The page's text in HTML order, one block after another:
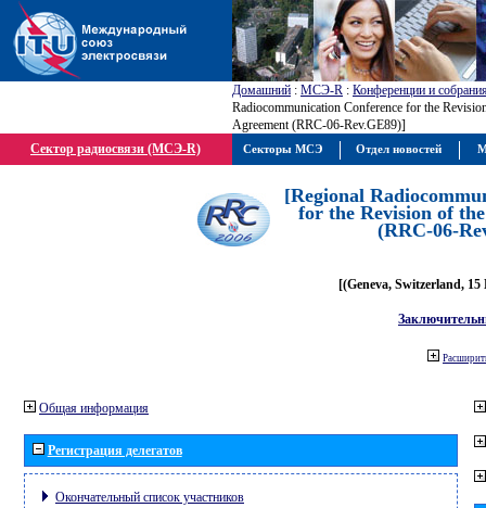
Домашний : МСЭ-R : Конференции и
Radiocommunication Conference for the
Agreement (RRC-06-Rev.GE89)]
Сектор радиосвязи (МСЭ-R)
[Regional
for the Revision of
(RRC-06-
[(Geneva, Switzerland, 15
Общая информация
Регистрация делегатов
Окончательный список участников
Секторы МСЭ Отдел новостей